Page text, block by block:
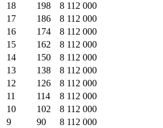
18
198
8 112 000
17
186
8 112 000
16
174
8 112 000
15
162
8 112 000
14
150
8 112 000
13
138
8 112 000
12
126
8 112 000
11
114
8 112 000
10
102
8 112 000
9
90
8 112 000